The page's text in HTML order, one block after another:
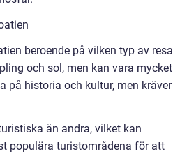
beroende på vilken typ av resa
och sol, men kan vara mycket
på historia och kultur, men kräver
än andra, vilket kan
populära turistområdena för att